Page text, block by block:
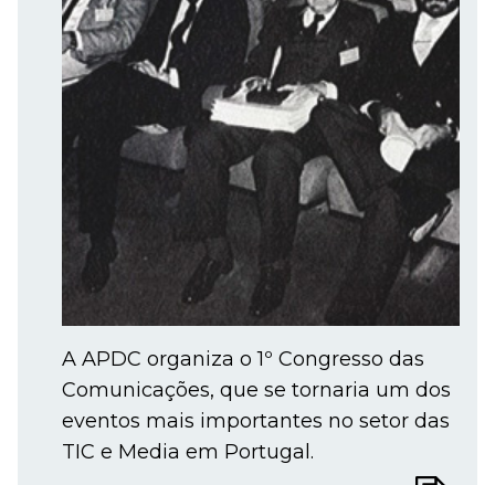
A APDC organiza o 1º Congresso das
Comunicações, que se tornaria um dos
eventos mais importantes no setor das
TIC e Media em Portugal.